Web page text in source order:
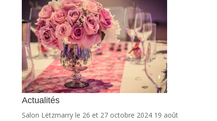
Actualités
Salon Lëtzmarry le 26 et 27 octobre 2024 19 août